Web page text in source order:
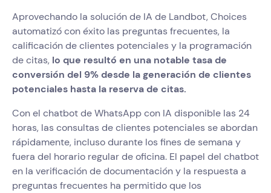
Aprovechando la solución de IA de Landbot, Choices
automatizó con éxito las preguntas frecuentes, la
calificación de clientes potenciales y la programación
de citas, lo que resultó en una notable tasa de
conversión del 9% desde la generación de clientes
potenciales hasta la reserva de citas.
Con el chatbot de WhatsApp con IA disponible las 24
horas, las consultas de clientes potenciales se abordan
rápidamente, incluso durante los fines de semana y
fuera del horario regular de oficina. El papel del chatbot
en la verificación de documentación y la respuesta a
preguntas frecuentes ha permitido que los